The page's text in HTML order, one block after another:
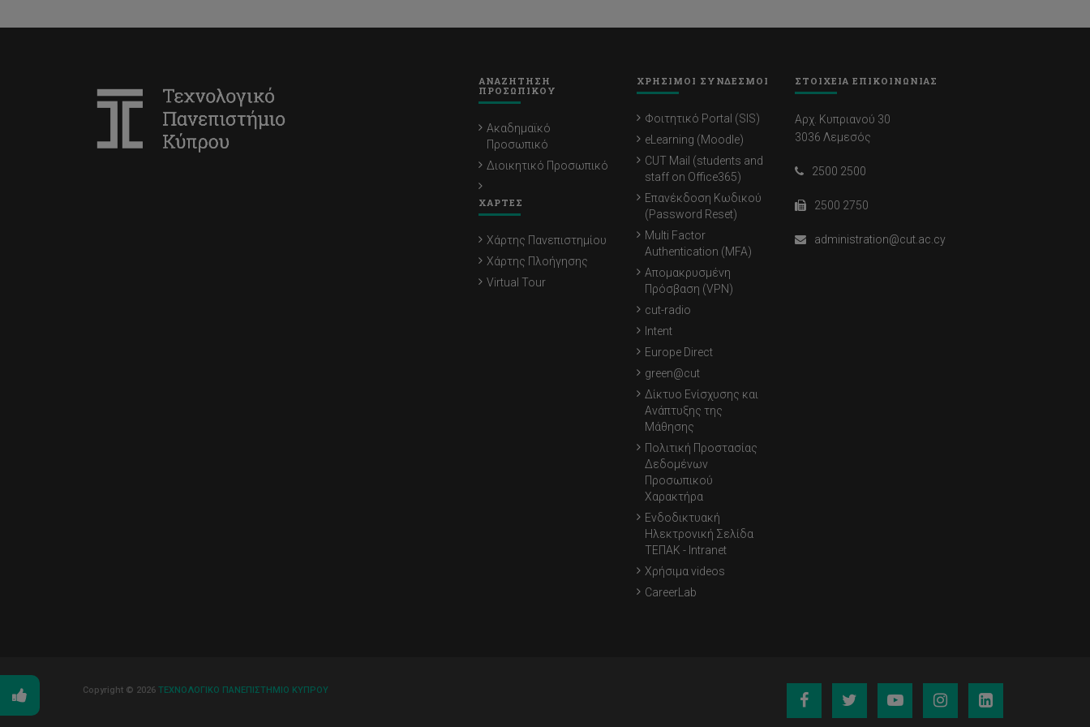
ΑΝΑΖΗΤΗΣΗ
ΠΡΟΣΩΠΙΚΟΥ
Ακαδημαϊκό
Προσωπικό
Διοικητικό Προσωπικό
ΧΑΡΤΕΣ
Χάρτης Πανεπιστημίου
Χάρτης Πλοήγησης
Virtual Tour
ΧΡΗΣΙΜΟΙ ΣΥΝΔΕΣΜΟΙ
Φοιτητικό Portal (SIS)
eLearning (Moodle)
CUT Mail (students and
staff on Office365)
Επανέκδοση Κωδικού
(Password Reset)
Multi Factor
Authentication (MFA)
Απομακρυσμένη
Πρόσβαση (VPN)
cut-radio
Intent
Europe Direct
green@cut
Δίκτυο Ενίσχυσης και
Ανάπτυξης της
Μάθησης
Πολιτική Προστασίας
Δεδομένων
Προσωπικού
Χαρακτήρα
Ενδοδικτυακή
Ηλεκτρονική Σελίδα
ΤΕΠΑΚ - Intranet
Χρήσιμα videos
CareerLab
ΣΤΟΙΧΕΙΑ ΕΠΙΚΟΙΝΩΝΙΑΣ
Αρχ. Κυπριανού 30
3036 Λεμεσός
2500 2500
2500 2750
administration@cut.ac.cy
Copyright © 2026 ΤΕΧΝΟΛΟΓΙΚΟ ΠΑΝΕΠΙΣΤΗΜΙΟ ΚΥΠΡΟΥ